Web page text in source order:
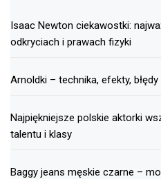
Isaac Newton ciekawostki:
odkryciach i prawach fizyki
Arnoldki – technika, efekty,
Najpiękniejsze polskie aktorki
talentu i klasy
Baggy jeans męskie czarne –